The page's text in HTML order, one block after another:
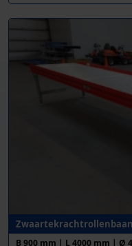
Zwaartekrachtrollenbaan
B 900 mm | L 4000 mm | Ø